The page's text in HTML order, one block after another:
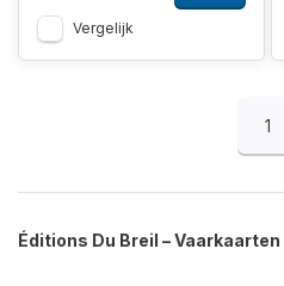
Vergelijk
1
Éditions Du Breil –